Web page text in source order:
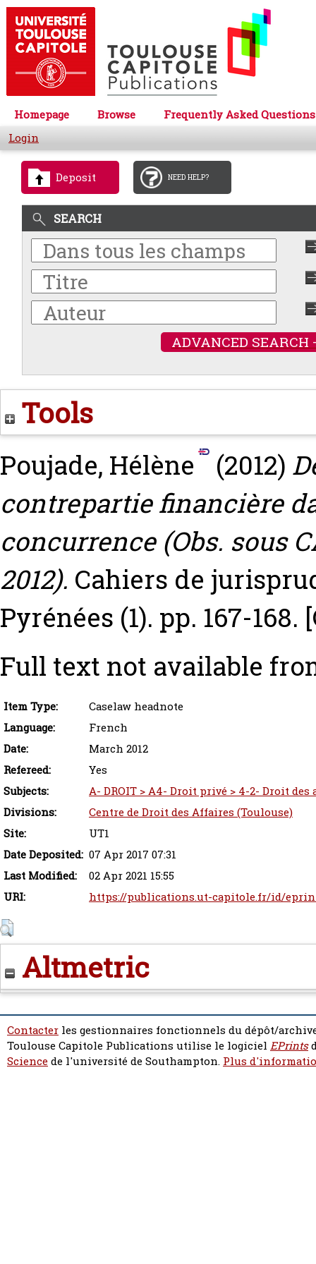
Homepage Browse
Frequently Asked Questions
Login
Deposit NEED HELP?
SEARCH
ADVANCED SEARCH
Tools
Poujade, Hélène (2012)
contrepartie financière
concurrence (Obs. sous
2012). Cahiers de
Pyrénées (1). pp. 167-168.
Full text not available
Item Type:
Caselaw headnote
Language:
French
Date:
March 2012
Refereed:
Yes
Subjects:
A- DROIT > A4- Droit privé > 4-2- Droit
Divisions:
Centre de Droit des Affaires (Toulouse)
Site:
UT1
Date Deposited: 07 Apr 2017 07:31
Last Modified:
02 Apr 2021 15:55
URI:
https://publications.ut-capitole.fr/id/
Altmetric
Contacter les gestionnaires fonctionnels du dépôt/
Toulouse Capitole Publications utilise le logiciel EPrints
Sciencede l'université de Southampton. Plus